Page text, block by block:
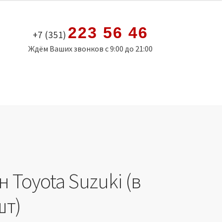
+7 (351) 223 56 46
Ждём Ваших звонков с 9:00 до 21:00
Toyota Suzuki (в